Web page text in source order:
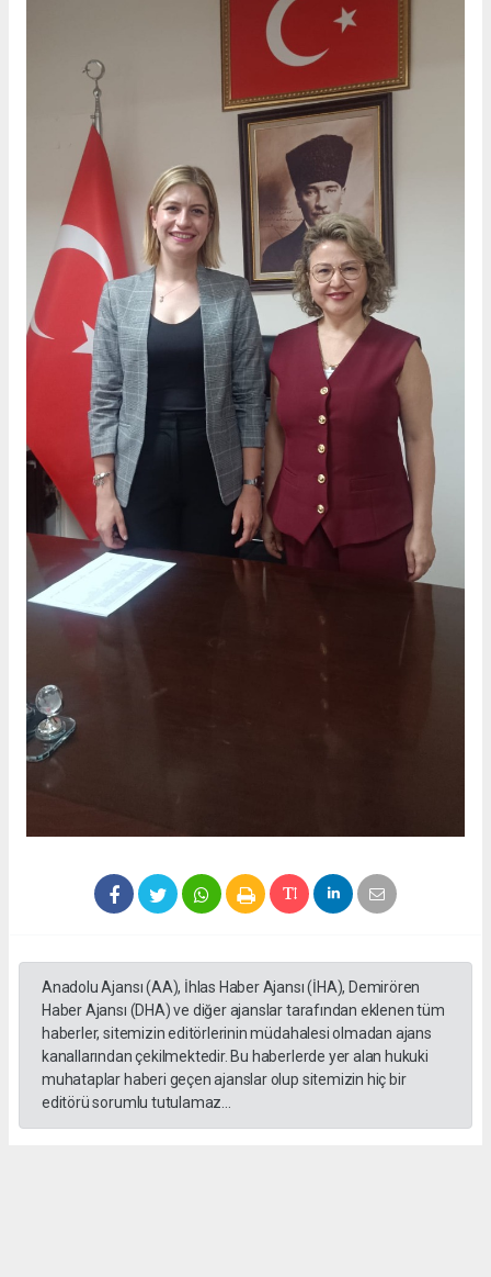
Anadolu Ajansı (AA), İhlas Haber Ajansı (İHA), Demirören
Haber Ajansı (DHA) ve diğer ajanslar tarafından eklenen tüm
haberler, sitemizin editörlerinin müdahalesi olmadan ajans
kanallarından çekilmektedir. Bu haberlerde yer alan hukuki
muhataplar haberi geçen ajanslar olup sitemizin hiç bir
editörü sorumlu tutulamaz...